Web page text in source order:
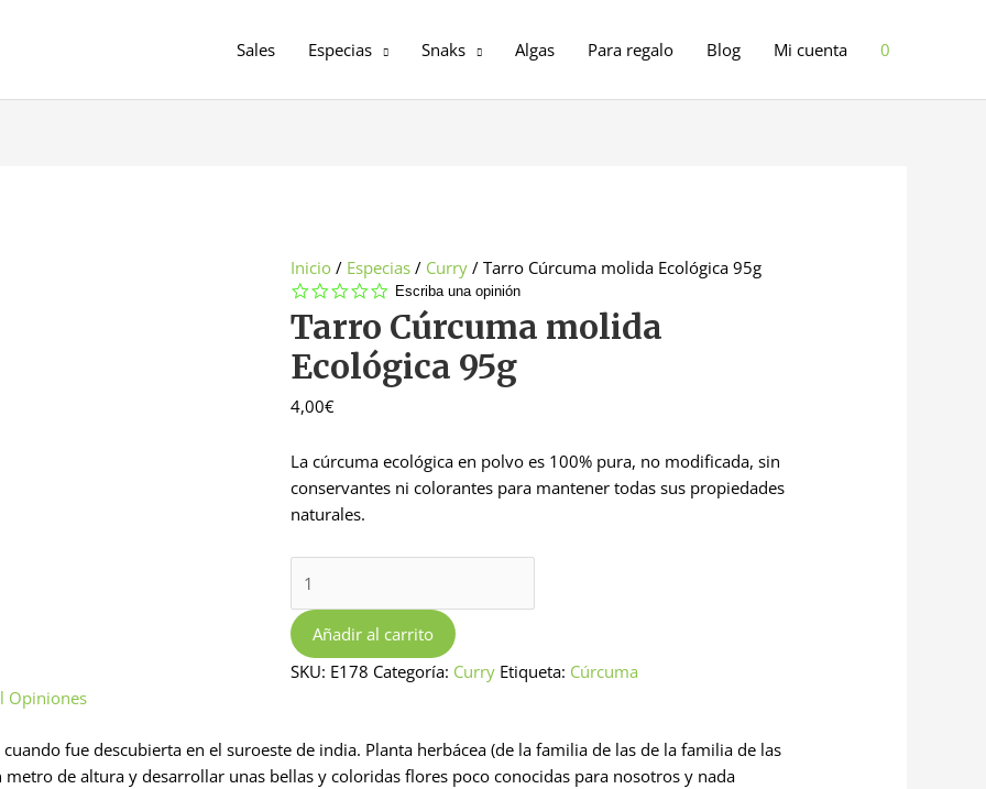
Sales Especias Snaks Algas Para regalo Blog Mi cuenta 0
Inicio / Especias / Curry / Tarro Cúrcuma molida Ecológica 95g
0.0
rating
Escriba una opinión
Tarro Cúrcuma molida
Ecológica 95g
4,00€
La cúrcuma ecológica en polvo es 100% pura, no modificada, sin
conservantes ni colorantes para mantener todas sus propiedades
naturales.
Cúrcuma
molida
Ecológica
95g
Añadir al carrito
SKU: E178 Categoría: Curry Etiqueta: Cúrcuma
Opiniones
fue descubierta en el suroeste de india. Planta herbácea (de la familia de las de la familia de las
metro de altura y desarrollar unas bellas y coloridas flores poco conocidas para nosotros y nada